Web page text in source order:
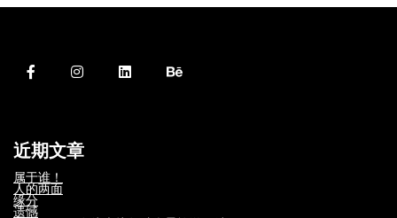
近期文章
属于谁！
人的两面
缘分
遗憾